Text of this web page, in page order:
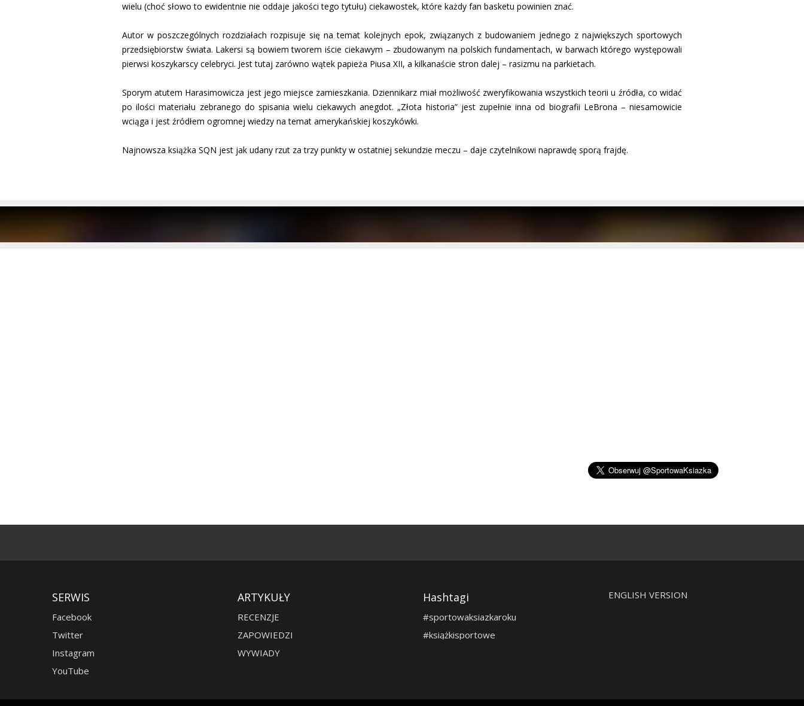
wielu (choć słowo to ewidentnie nie oddaje jakości tego tytułu) ciekawostek, które każdy fan basketu powinien znać.
Autor w poszczególnych rozdziałach rozpisuje się na temat kolejnych epok, związanych z budowaniem jednego z największych sportowych
przedsiębiorstw świata. Lakersi są bowiem tworem iście ciekawym – zbudowanym na polskich fundamentach, w barwach którego występowali
pierwsi koszykarscy celebryci. Jest tutaj zarówno wątek papieża Piusa XII, a kilkanaście stron dalej – rasizmu na parkietach.
Sporym atutem Harasimowicza jest jego miejsce zamieszkania. Dziennikarz miał możliwość zweryfikowania wszystkich teorii u źródła, co widać
po ilości materiału zebranego do spisania wielu ciekawych anegdot. „Złota historia” jest zupełnie inna od biografii LeBrona – niesamowicie
wciąga i jest źródłem ogromnej wiedzy na temat amerykańskiej koszykówki.
Najnowsza książka SQN jest jak udany rzut za trzy punkty w ostatniej sekundzie meczu – daje czytelnikowi naprawdę sporą frajdę.
SERWIS
Facebook
Twitter
Instagram
YouTube
ARTYKUŁY
RECENZJE
ZAPOWIEDZI
WYWIADY
Hashtagi
#sportowaksiazkaroku
#książkisportowe
ENGLISH VERSION